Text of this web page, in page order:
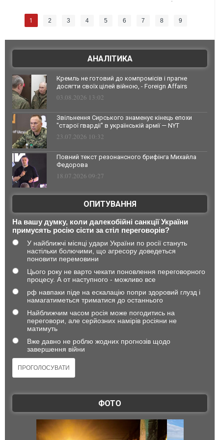
1 2 3 4 5 6 7 8 9
АНАЛІТИКА
Кремль не готовий до компромісів і прагне
досягти своїх цілей війною, - Foreign Affairs
03.08.2026 13:02
Звільнення Сирського знаменує кінець епохи
"старої гвардії" в українській армії — NYT
23.07.2026 10:32
Повний текст резонансного брифінга Михайла
Федорова
18.07.2026 09:27
ОПИТУВАННЯ
На вашу думку, коли далекобійні санкції України
примусять росію сісти за стіл переговорів?
У найближчі місяці удари України по росії стануть
настільки болючими, що агресору доведеться
поновити перемовини
Цього року не варто чекати поновлення переговорного
процесу. А от наступного - можливо все
рф навпаки піде на ескалацію попри здоровий глузд і
намагатиметься триматися до останнього
Найближчим часом росія може погодитись на
переговори, але серйозних намірів росіяни не
матимуть
Вже давно не роблю жодних прогнозів щодо
завершення війни
ФОТО